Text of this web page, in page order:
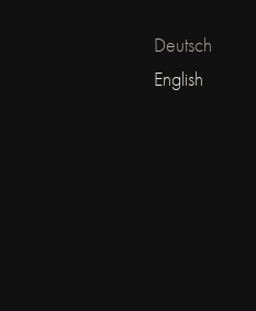
Deutsch
English